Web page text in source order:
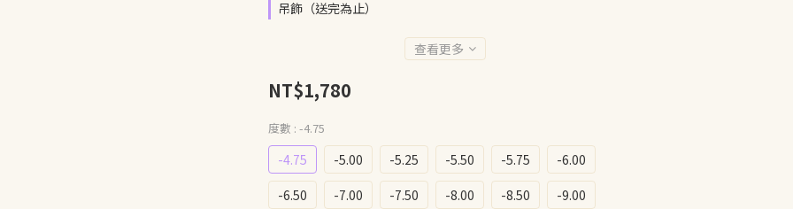
吊飾（送完為止）
查看更多
NT$1,780
度數 : -4.75
-4.75 -5.00 -5.25 -5.50 -5.75
-6.00
-6.50
-7.00 -7.50 -8.00 -8.50 -9.00